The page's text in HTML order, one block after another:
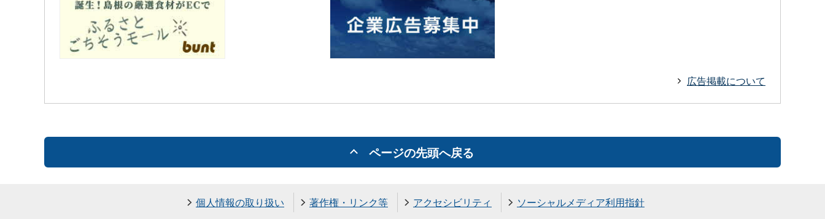
広告掲載について
ページの先頭へ戻る
個人情報の取り扱い 著作権・リンク等 アクセシビリティ ソーシャルメディア利用指針